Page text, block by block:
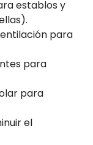
establos y
para
para
para
el